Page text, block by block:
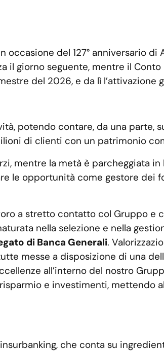
del 127° anniversario
il giorno seguente, mentre il
del 2026, e da lì l’attivazione
potendo contare, da una parte,
di clienti con un patrimonio
mentre la metà è parcheggiata
le opportunità come gestore dei
a stretto contatto col Gruppo e
nella selezione e nella
di Banca Generali.
messe a disposizione di una
all’interno del nostro
e investimenti, mettendo
che conta su